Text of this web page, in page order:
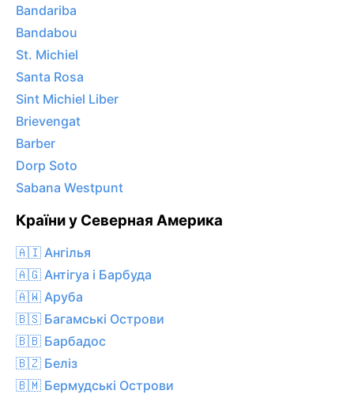
Bandariba
Bandabou
St. Michiel
Santa Rosa
Sint Michiel Liber
Brievengat
Barber
Dorp Soto
Sabana Westpunt
Країни у Северная Америка
🇦🇮 Ангілья
🇦🇬 Антігуа і Барбуда
🇦🇼 Аруба
🇧🇸 Багамські Острови
🇧🇧 Барбадос
🇧🇿 Беліз
🇧🇲 Бермудські Острови